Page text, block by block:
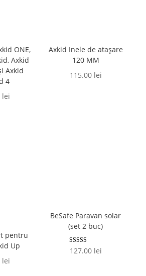
ONE,
Axkid
Axkid
4
lei
Axkid Inele de atașare
120 MM
115.00 lei
pentru
Up
lei
BeSafe Paravan solar
(set 2 buc)
Evaluat la
5.00
127.00 lei